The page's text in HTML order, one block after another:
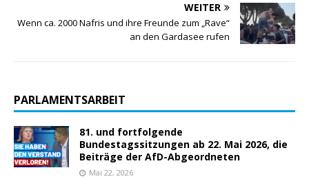
WEITER
Wenn ca. 2000 Nafris und ihre Freunde zum „Rave“
an den Gardasee rufen
PARLAMENTSARBEIT
81. und fortfolgende
Bundestagssitzungen ab 22. Mai 2026, die
Beiträge der AfD-Abgeordneten
Mai 22, 2026